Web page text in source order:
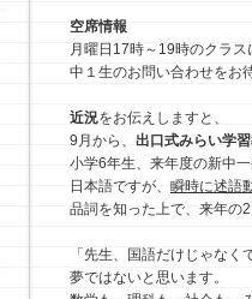
空席情報
月曜日17時～19時のクラス
中１生のお問い合わせをお
近況をお伝えしますと、
9月から、 出口式みらい学
小学6年生、来年度の新中
日本語ですが、 瞬時に述語
品詞を知った上で、来年の
「先生、国語だけじゃな
夢ではないと思います。